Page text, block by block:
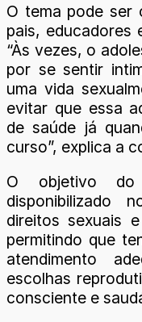
O tema pode ser
pais, educadores
“Às vezes, o
por se sentir
uma vida
evitar que essa
de saúde já
curso”, explica a
O objetivo do
disponibilizado
direitos sexuais
permitindo que
atendimento
escolhas
consciente e